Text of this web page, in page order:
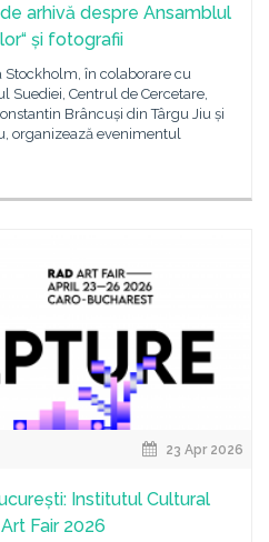
arhivă despre Ansamblul
și fotografii
în colaborare cu
Suediei, Centrul de Cercetare,
Brâncuși din Târgu Jiu și
organizează evenimentul
23 Apr 2026
Institutul Cultural
Fair 2026